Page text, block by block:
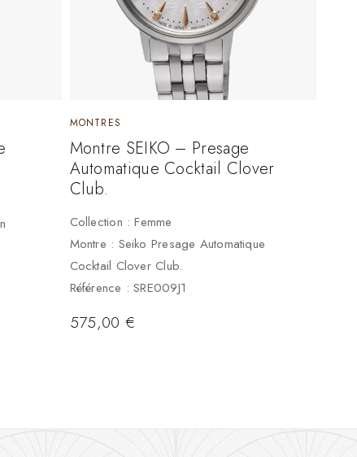
MONTRES
Montre SEIKO – Presage
Automatique Cocktail Clover
Club.
Collection : Femme
Montre : Seiko Presage Automatique
Cocktail Clover Club.
Référence : SRE009J1
575,00€